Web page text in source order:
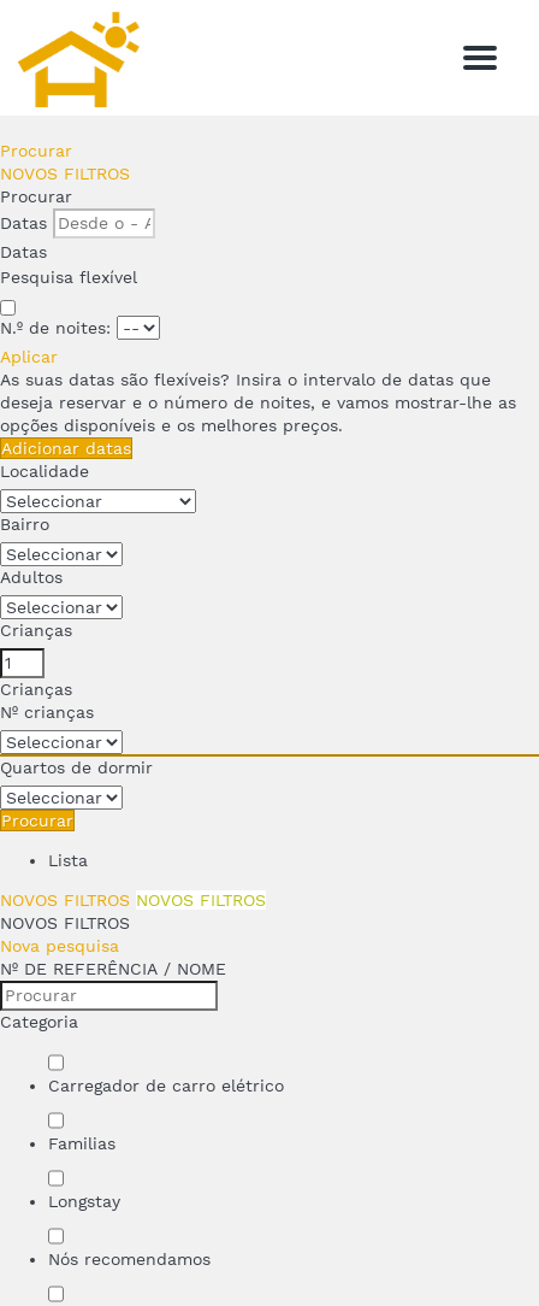
Menú
Procurar
NOVOS FILTROS
Procurar
Datas
Datas
Pesquisa flexível
N.º de noites:
Aplicar
As suas datas são flexíveis? Insira o intervalo de datas que
deseja reservar e o número de noites, e vamos mostrar-lhe as
opções disponíveis e os melhores preços.
Adicionar datas
Localidade
Bairro
Adultos
Crianças
Crianças
Nº crianças
Quartos de dormir
Procurar
Lista
NOVOS FILTROS NOVOS FILTROS
NOVOS FILTROS
Nova pesquisa
Nº DE REFERÊNCIA / NOME
Categoria
Carregador de carro elétrico
Familias
Longstay
Nós recomendamos